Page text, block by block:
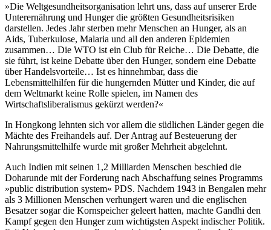
»Die Weltgesundheitsorganisation lehrt uns, dass auf unserer Erde
Unterernährung und Hunger die größten Gesundheitsrisiken
darstellen. Jedes Jahr sterben mehr Menschen an Hunger, als an
Aids, Tuberkulose, Malaria und all den anderen Epidemien
zusammen… Die WTO ist ein Club für Reiche… Die Debatte, die
sie führt, ist keine Debatte über den Hunger, sondern eine Debatte
über Handelsvorteile… Ist es hinnehmbar, dass die
Lebensmittelhilfen für die hungernden Mütter und Kinder, die auf
dem Weltmarkt keine Rolle spielen, im Namen des
Wirtschaftsliberalismus gekürzt werden?«
In Hongkong lehnten sich vor allem die südlichen Länder gegen die
Mächte des Freihandels auf. Der Antrag auf Besteuerung der
Nahrungsmittelhilfe wurde mit großer Mehrheit abgelehnt.
Auch Indien mit seinen 1,2 Milliarden Menschen beschied die
Doharunde mit der Forderung nach Abschaffung seines Programms
»public distribution system« PDS. Nachdem 1943 in Bengalen mehr
als 3 Millionen Menschen verhungert waren und die englischen
Besatzer sogar die Kornspeicher geleert hatten, machte Gandhi den
Kampf gegen den Hunger zum wichtigsten Aspekt indischer Politik.